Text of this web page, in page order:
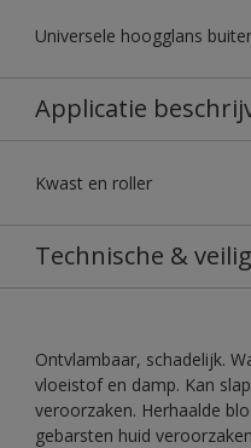
Universele hoogglans
Applicatie
Kwast en roller
Technische &
Ontvlambaar, schadelijk.
vloeistof en damp. Kan
veroorzaken. Herhaalde
gebarsten huid veroorzaken